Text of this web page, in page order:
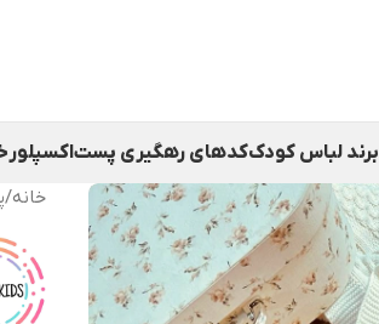
برند لباس کودککدهای رهگیری پستاکسپلور
خانه/